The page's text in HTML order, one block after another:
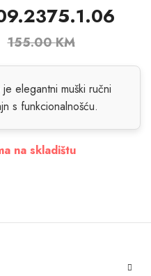
140.00 KM
155.00KM
je elegantni muški ručni
s funkcionalnošću.
na skladištu